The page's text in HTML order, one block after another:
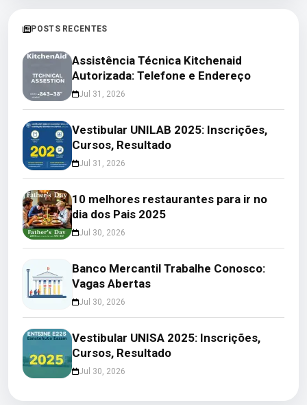
POSTS RECENTES
Assistência Técnica Kitchenaid
Autorizada: Telefone e Endereço
Jul 31, 2026
Vestibular UNILAB 2025: Inscrições,
Cursos, Resultado
Jul 31, 2026
10 melhores restaurantes para ir no
dia dos Pais 2025
Jul 30, 2026
Banco Mercantil Trabalhe Conosco:
Vagas Abertas
Jul 30, 2026
Vestibular UNISA 2025: Inscrições,
Cursos, Resultado
Jul 30, 2026